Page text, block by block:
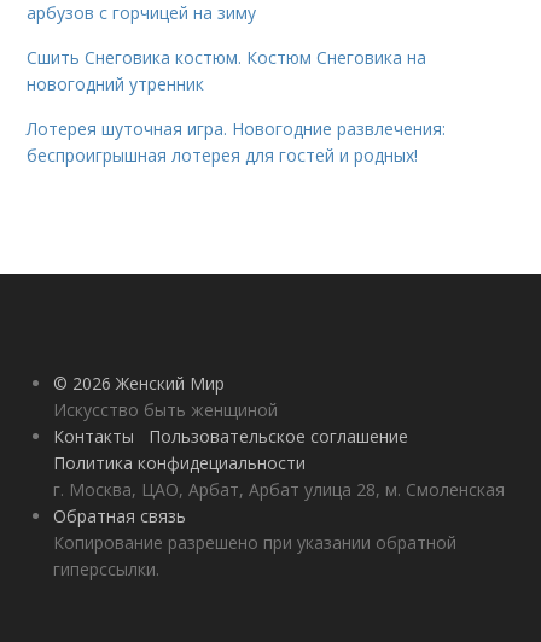
арбузов с горчицей на зиму
Сшить Снеговика костюм. Костюм Снеговика на
новогодний утренник
Лотерея шуточная игра. Новогодние развлечения:
беспроигрышная лотерея для гостей и родных!
© 2026 Женский Мир
Искусство быть женщиной
Контакты
Пользовательское соглашение
Политика конфидециальности
г. Москва, ЦАО, Арбат, Арбат улица 28, м. Смоленская
Обратная связь
Копирование разрешено при указании обратной
гиперссылки.